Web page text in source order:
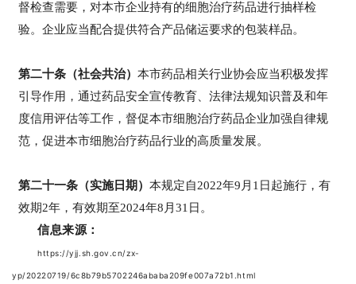
督检查需要，对本市企业持有的细胞治疗药品进行抽样检
验。企业应当配合提供符合产品储运要求的包装样品。
第二十条（社会共治） 本市药品相关行业协会应当积极发挥
引导作用，通过药品安全宣传教育、法律法规知识普及和年
度信用评估等工作，督促本市细胞治疗药品企业加强自律规
范，促进本市细胞治疗药品行业的高质量发展。
第二十一条（实施日期） 本规定自2022年9月1日起施行，有
效期2年，有效期至2024年8月31日。
信息来源：
https://yjj.sh.gov.cn/zx-
yp/20220719/6c8b79b5702246ababa209fe007a72b1.html